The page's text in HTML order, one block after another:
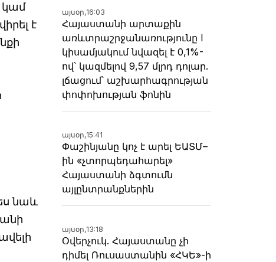
կամ
է
նաև
այսօր,16:03
Հայաստանի արտաքին
առևտրաշրջանառությունը I
կիսամյակում նվազել է 0,1%-
ով՝ կազմելով 9,57 մլրդ դոլար.
լճացում՝ աշխարհագրության
փոփոխության ֆոնին
այսօր,15:41
Փաշինյանը կոչ է արել ԵԱՏՄ–
ին «չտորպեդահարել»
Հայաստանի ձգտումն
այլընտրանքներին
այսօր,13:18
Օվերչուկ. Հայաստանը չի
դիմել Ռուսաստանին «ՀԿԵ»-ի